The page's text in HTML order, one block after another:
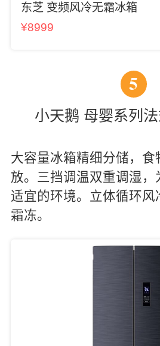
东芝 变频风冷无霜冰箱
¥8999
5
小天鹅 母婴系列
大容量冰箱精细分储，食
放。三挡调温双重调湿，
适宜的环境。立体循环风
霜冻。